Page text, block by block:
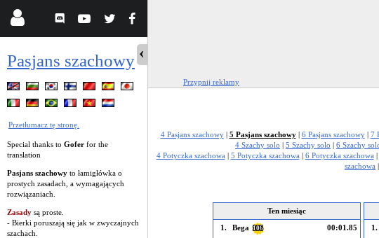
Pasjans szachowy
Przetłumacz tę stronę.
Special thanks to Gofer for the
translation
Pasjans szachowy to łamigłówka o
prostych zasadach, a wymagających
rozwiązaniach.
Zasady są proste.
- Bierki poruszają się jak w zwyczajnych
szachach.
Przypnij reklamy
4 Pasjans szachowy| 5 Pasjans szachowy| 6 Pasjans szachowy| 7
4 Szachy solo | 5 Szachy solo | 6 Szachy
4 Potyczka szachowa | 5 Potyczka szachowa | 6 Potyczka szachowa |
szachowa |
Ten miesiąc
1.
Bega 106
00:01.85
1.